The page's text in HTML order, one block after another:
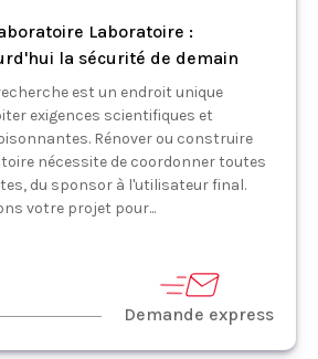
Laboratoire :
la sécurité de demain
est un endroit unique
exigences scientifiques et
Rénover ou construire
nécessite de coordonner toutes
du sponsor à l'utilisateur final.
votre projet pour...
Demande express